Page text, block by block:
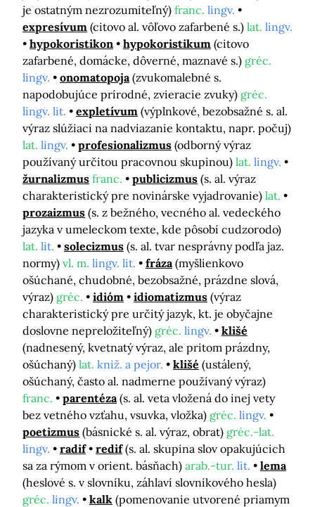
je ostatným nezrozumiteľný) franc. lingv.
expresívum (citovo al. vôľovo zafarbené s.) lat. lingv.
hypokoristikon
hypokoristikum (citovo
zafarbené, domácke, dôverné, maznavé s.) gréc.
lingv.
onomatopoja (zvukomalebné s.
napodobujúce prírodné, zvieracie zvuky) gréc.
lingv. lit.
expletívum (výplnkové, bezobsažné s. al.
výraz slúžiaci na nadviazanie kontaktu, napr. počuj)
lat. lingv. profesionalizmus (odborný výraz
používaný určitou pracovnou skupinou) lat. lingv.
žurnalizmus franc. publicizmus (s. al. výraz
charakteristický pre novinárske vyjadrovanie) lat.
prozaizmus (s. z bežného, vecného al. vedeckého
jazyka v umeleckom texte, kde pôsobí cudzorodo)
lat. lit. solecizmus (s. al. tvar nesprávny podľa jaz.
normy) vl. m. lingv. lit. fráza (myšlienkovo
ošúchané, chudobné, bezobsažné, prázdne slová,
výraz) gréc. idióm idiomatizmus (výraz
charakteristický pre určitý jazyk, kt. je obyčajne
doslovne nepreložiteľný) gréc. lingv.
klišé
(nadnesený, kvetnatý výraz, ale pritom prázdny,
ošúchaný) lat. kniž. a pejor. klišé (ustálený,
ošúchaný, často al. nadmerne používaný výraz)
franc.
parentéza (s. al. veta vložená do inej vety
bez vetného vzťahu, vsuvka, vložka) gréc. lingv.
poetizmus (básnické s. al. výraz, obrat) gréc.-lat.
lingv.
radif redif (s. al. skupina slov opakujúcich
sa za rýmom v orient. básňach) arab.-tur. lit.
lema
(heslové s. v slovníku, záhlaví slovníkového hesla)
gréc. lingv. kalk (pomenovanie utvorené priamym